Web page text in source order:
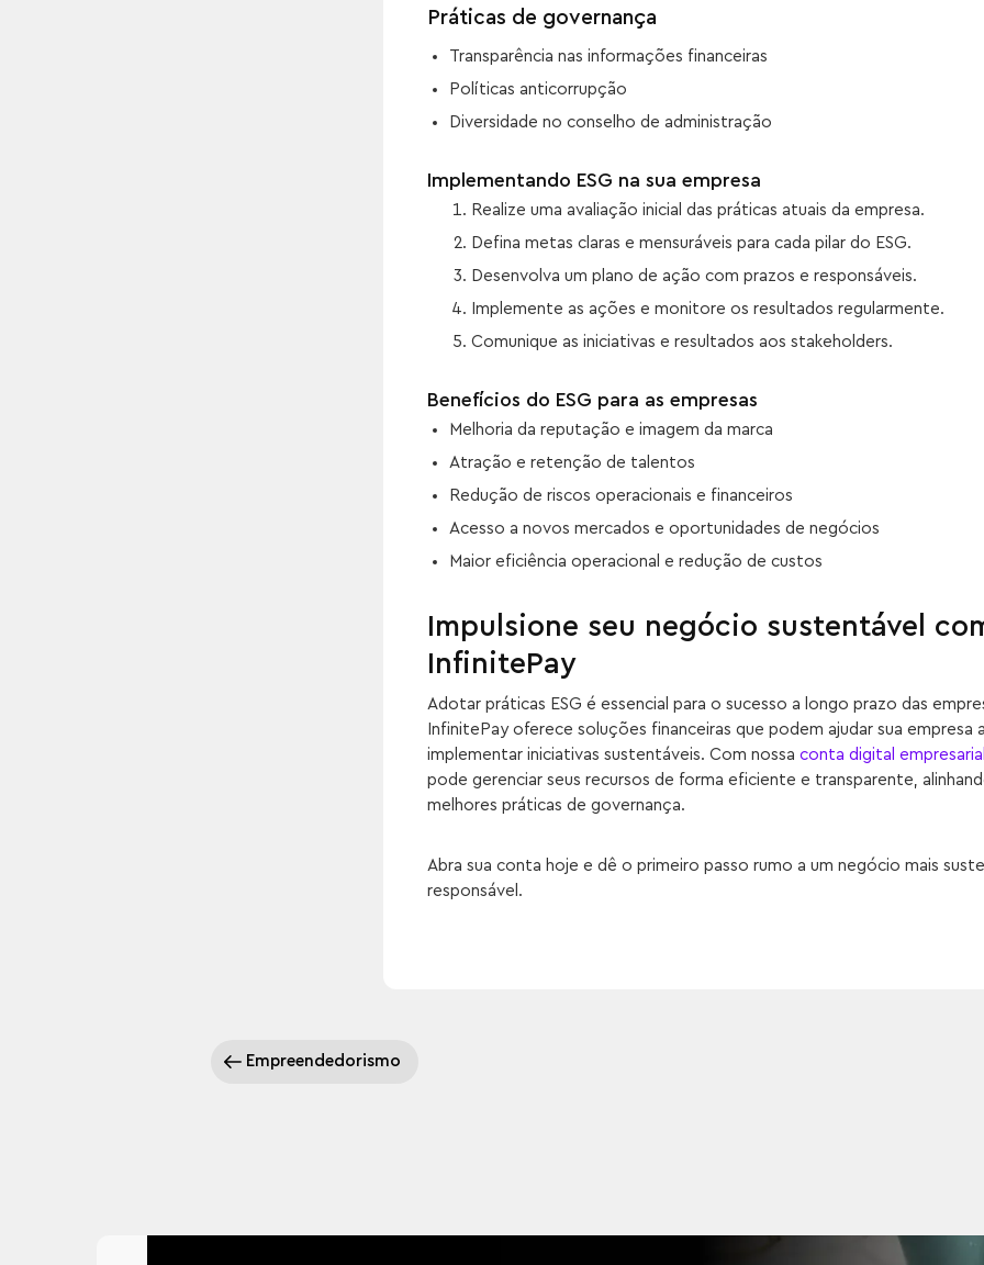
Práticas de governança
Transparência nas informações financeiras
Políticas anticorrupção
Diversidade no conselho de administração
Implementando ESG na sua empresa
Realize uma avaliação inicial das práticas atuais da empresa.
Defina metas claras e mensuráveis para cada pilar do ESG.
Desenvolva um plano de ação com prazos e responsáveis.
Implemente as ações e monitore os resultados regularmente.
Comunique as iniciativas e resultados aos stakeholders.
Benefícios do ESG para as empresas
Melhoria da reputação e imagem da marca
Atração e retenção de talentos
Redução de riscos operacionais e financeiros
Acesso a novos mercados e oportunidades de negócios
Maior eficiência operacional e redução de custos
Impulsione seu negócio sustentável
InfinitePay
Adotar práticas ESG é essencial para o sucesso a longo prazo das
InfinitePay oferece soluções financeiras que podem ajudar sua empresa a
implementar iniciativas sustentáveis. Com nossaconta digital empresarial
pode gerenciar seus recursos de forma eficiente e transparente,
melhores práticas de governança.
Abra sua conta hoje e dê o primeiro passo rumo a um negócio mais
responsável.
Empreendedorismo